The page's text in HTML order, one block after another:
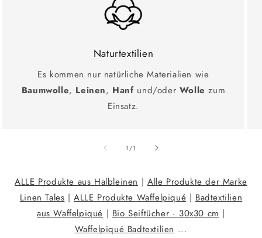
Naturtextilien
Es kommen nur natürliche Materialien wie
Baumwolle, Leinen, Hanfund/oder Wolle zum
Einsatz.
1 /Ab1
ALLE Produkte aus Halbleinen | Alle Produkte der Marke
Linen Tales |ALLE Produkte Waffelpiqué | Badtextilien
aus Waffelpiqué | Bio Seiftücher · 30x30 cm |
Waffelpiqué Badtextilien ...